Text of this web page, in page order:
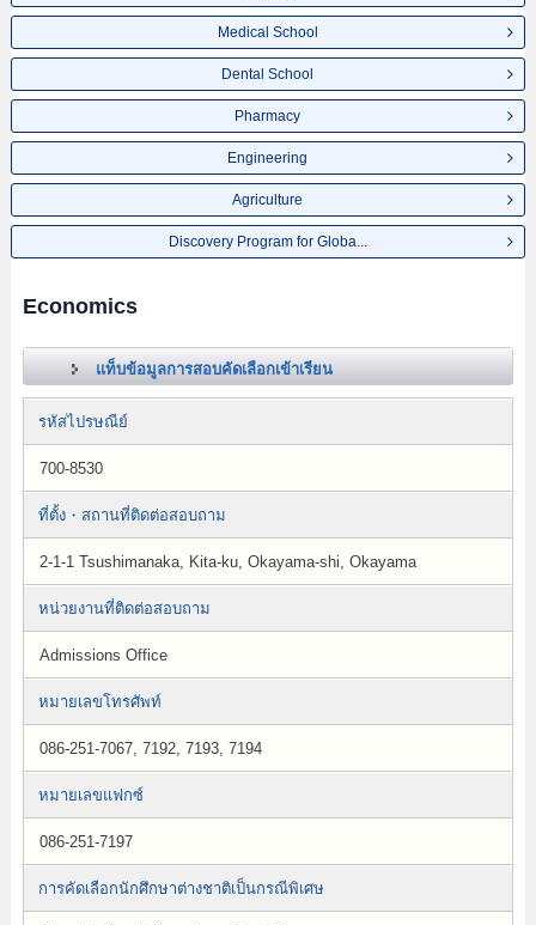
Medical School
Dental School
Pharmacy
Engineering
Agriculture
Discovery Program for Globa...
Economics
แท็บข้อมูลการสอบคัดเลือกเข้าเรียน
รหัสไปรษณีย์
700-8530
ที่ตั้ง・สถานที่ติดต่อสอบถาม
2-1-1 Tsushimanaka, Kita-ku, Okayama-shi, Okayama
หน่วยงานที่ติดต่อสอบถาม
Admissions Office
หมายเลขโทรศัพท์
086-251-7067, 7192, 7193, 7194
หมายเลขแฟกซ์
086-251-7197
การคัดเลือกนักศึกษาต่างชาติเป็นกรณีพิเศษ